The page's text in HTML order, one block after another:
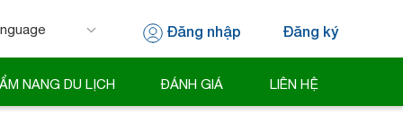
Đăng nhập Đăng ký
NANG DU LỊCH ĐÁNH GIÁ LIÊN HỆ